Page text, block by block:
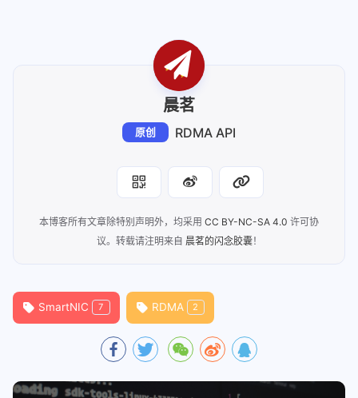
51
52
55
Indicates that a connection has been
RDMA_CM_EVENT_DISCONNECTED
The connection has been disconnected.
RDMA_CM_EVENT_DEVICE_REMOVAL
The local RDMA device associated with
receiving thisevent, the user must
RDMA_CM_EVENT_MULTICAST_JOIN
The multicast join operation
An error either occurred joining a
already been joined, on anexisting
no longer accessible and should be
RDMA_CM_EVENT_ADDR_CHANGE
晨茗
原创 RDMA API
本博客所有文章除特别声明外，均采用 CC BY-NC-SA 4.0 许可协
议。转载请注明来自 晨茗的闪念胶囊！
SmartNIC 7 RDMA 2